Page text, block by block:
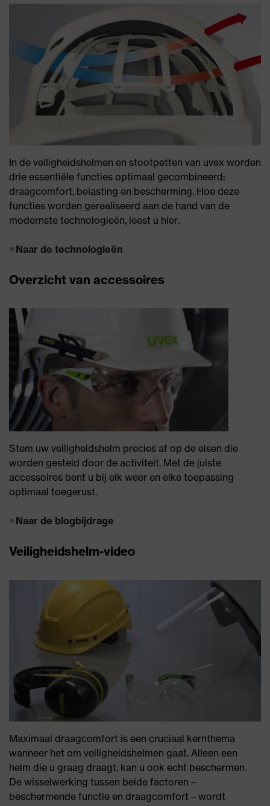
In de veiligheidshelmen en stootpetten van uvex worden
drie essentiële functies optimaal gecombineerd:
draagcomfort, belasting en bescherming. Hoe deze
functies worden gerealiseerd aan de hand van de
modernste technologieën, leest u hier.
Naar de technologieën
Overzicht van accessoires
Stem uw veiligheidshelm precies af op de eisen die
worden gesteld door de activiteit. Met de juiste
accessoires bent u bij elk weer en elke toepassing
optimaal toegerust.
Naar de blogbijdrage
Veiligheidshelm-video
Maximaal draagcomfort is een cruciaal kernthema
wanneer het om veiligheidshelmen gaat. Alleen een
helm die u graag draagt, kan u ook echt beschermen.
De wisselwerking tussen beide factoren –
beschermende functie en draagcomfort – wordt